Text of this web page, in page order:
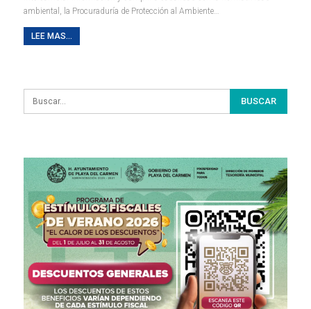
ambiental, la Procuraduría de Protección al Ambiente…
LEE MAS...